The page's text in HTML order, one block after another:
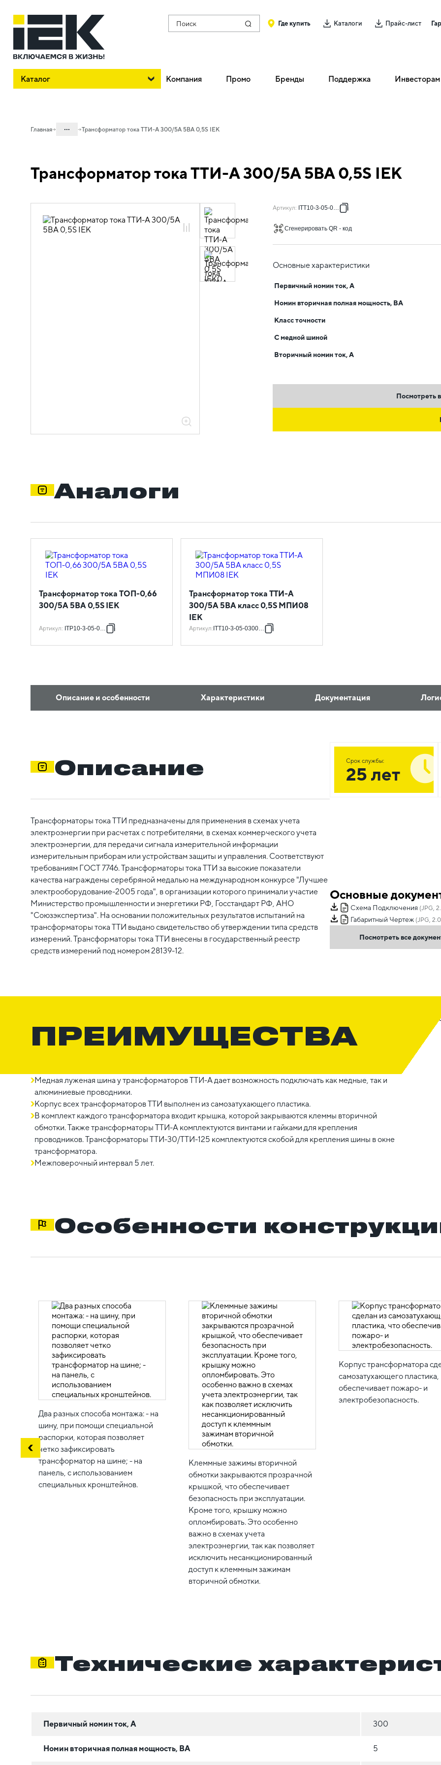
Поиск Где купить Каталоги Прайс-лист
Каталог Компания Промо Бренды Поддержка Инвесторам
Главная ...
03. Приборы учета, контроля,
измерения и оборудование
03.01 Приборы учета
03.01.01 Трансформаторы тока
03.01.01.01 Трансформаторы тока ТТИ
Трансформатор тока ТТИ-А 300/5А 5ВА 0,5S IEK
Трансформатор тока ТТИ-А 300/5А 5ВА 0,5S IEK
Артикул: ITT10-3-05-0300
Сгенерировать QR - код
Основные характеристики
Первичный номин ток, А
Номин вторичная полная мощность, ВА
Класс точности
С медной шиной
Вторичный номин ток, А
Посмотреть
Аналоги
Трансформатор тока ТОП-0,66
300/5А 5ВА 0,5S IEK
Артикул: ITP10-3-05-0300
Трансформатор тока ТТИ-А
300/5А 5ВА класс 0,5S МПИ08
IEK
Артикул: ITT10-3-05-0300-08
Описание и особенности Характеристики Документация
Описание
Трансформаторы тока ТТИ предназначены для применения в схемах учета
электроэнергии при расчетах с потребителями, в схемах коммерческого учета
электроэнергии, для передачи сигнала измерительной информации
измерительным приборам или устройствам защиты и управления. Соответствуют
требованиям ГОСТ 7746. Трансформаторы тока ТТИ за высокие показатели
качества награждены серебряной медалью на международном конкурсе "Лучшее
электрооборудование-2005 года", в организации которого принимали участие
Министерство промышленности и энергетики РФ, Госстандарт РФ, АНО
"Союзэкспертиза". На основании положительных результатов испытаний на
трансформаторы тока ТТИ выдано свидетельство об утверждении типа средств
измерений. Трансформаторы тока ТТИ внесены в государственный реестр
средств измерений под номером 28139-12.
Срок службы:
25 лет
Основные
Схема Подключения (JPG,
Габаритный Чертеж (JPG,
Посмотреть все
ПРЕИМУЩЕСТВА
Медная луженая шина у трансформаторов ТТИ-А дает возможность подключать как медные, так и
алюминиевые проводники.
Корпус всех трансформаторов ТТИ выполнен из самозатухающего пластика.
В комплект каждого трансформатора входит крышка, которой закрываются клеммы вторичной
обмотки. Также трансформаторы ТТИ-А комплектуются винтами и гайками для крепления
проводников. Трансформаторы ТТИ-30/ТТИ-125 комплектуются скобой для крепления шины в окне
трансформатора.
Межповерочный интервал 5 лет.
Особенности
Два разных способа монтажа: - на
шину, при помощи специальной
распорки, которая позволяет
четко зафиксировать
трансформатор на шине; - на
панель, с использованием
специальных кронштейнов.
Клеммные зажимы вторичной
обмотки закрываются прозрачной
крышкой, что обеспечивает
безопасность при эксплуатации.
Кроме того, крышку можно
опломбировать. Это особенно
важно в схемах учета
электроэнергии, так как позволяет
исключить несанкционированный
доступ к клеммным зажимам
вторичной обмотки.
Корпус трансформатора
самозатухающего пластика,
обеспечивает пожаро- и
электробезопасность.
Технические
Первичный номин ток, А 300
Номин вторичная полная мощность, ВА 5